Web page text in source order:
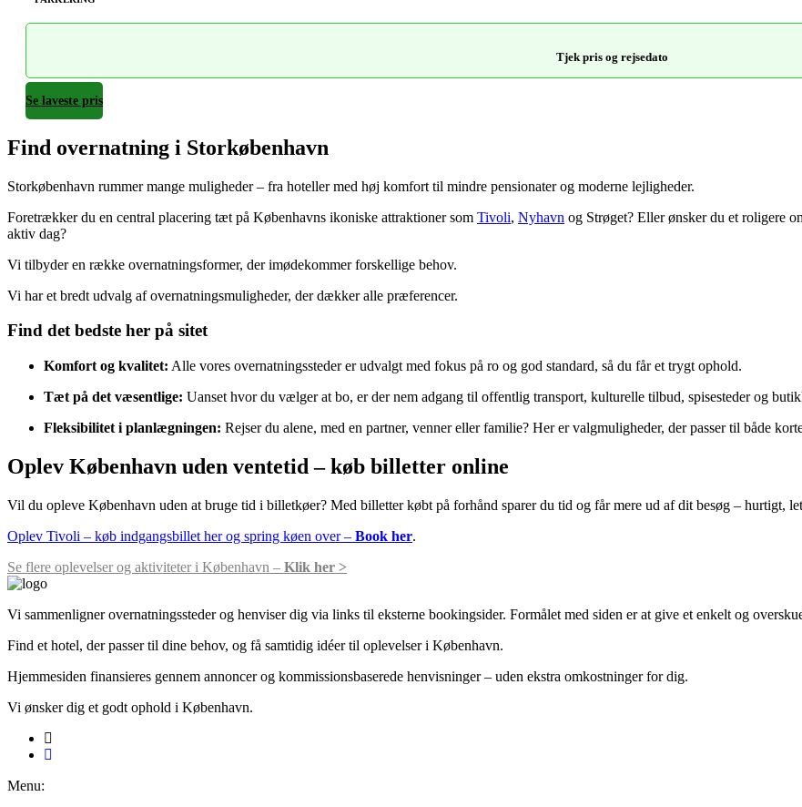
Tjek pris og rejsedato
Se laveste pris
Find overnatning i Storkøbenhavn
Storkøbenhavn rummer mange muligheder – fra hoteller med høj komfort til mindre pensionater og moderne lejligheder.
Foretrækker du en central placering tæt på Københavns ikoniske attraktioner som Tivoli, Nyhavn og Strøget? Eller ønsker du et roligere
aktiv dag?
Vi tilbyder en række overnatningsformer, der imødekommer forskellige behov.
Vi har et bredt udvalg af overnatningsmuligheder, der dækker alle præferencer.
Find det bedste her på sitet
Komfort og kvalitet: Alle vores overnatningssteder er udvalgt med fokus på ro og god standard, så du får et trygt ophold.
Tæt på det væsentlige: Uanset hvor du vælger at bo, er der nem adgang til offentlig transport, kulturelle tilbud, spisesteder og
Fleksibilitet i planlægningen: Rejser du alene, med en partner, venner eller familie? Her er valgmuligheder, der passer til både
Oplev København uden ventetid – køb billetter online
Vil du opleve København uden at bruge tid i billetkøer? Med billetter købt på forhånd sparer du tid og får mere ud af dit besøg – hurtigt,
Oplev Tivoli – køb indgangsbillet her og spring køen over – Book her.
Se flere oplevelser og aktiviteter i København – Klik her >
Vi sammenligner over­natningssteder og henviser dig via links til eksterne bookingsider. Formålet med siden er at give et enkelt og
Find et hotel, der passer til dine behov, og få samtidig idéer til oplevelser i København.
Hjemmesiden finansieres gennem annoncer og kommissionsbaserede henvisninger – uden ekstra omkostninger for dig.
Vi ønsker dig et godt ophold i København.
Menu: